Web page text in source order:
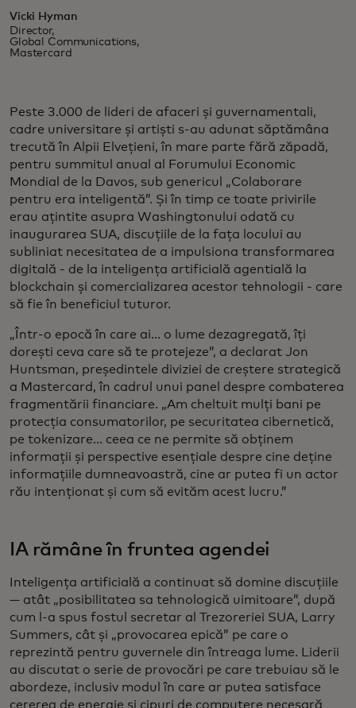
Vicki Hyman
Director,
Global Communications,
Mastercard
Peste 3.000 de lideri de afaceri și guvernamentali,
cadre universitare și artiști s-au adunat săptămâna
trecută în Alpii Elvețieni, în mare parte fără zăpadă,
pentru summitul anual al Forumului Economic
Mondial de la Davos, sub genericul „Colaborare
pentru era inteligentă”. Și în timp ce toate privirile
erau ațintite asupra Washingtonului odată cu
inaugurarea SUA, discuțiile de la fața locului au
subliniat necesitatea de a impulsiona transformarea
digitală - de la inteligența artificială agentială la
blockchain și comercializarea acestor tehnologii - care
să fie în beneficiul tuturor.
„Într-o epocă în care ai... o lume dezagregată, îți
dorești ceva care să te protejeze”, a declarat Jon
Huntsman, președintele diviziei de creștere strategică
a Mastercard, în cadrul unui panel despre combaterea
fragmentării financiare. „Am cheltuit mulți bani pe
protecția consumatorilor, pe securitatea cibernetică,
pe tokenizare... ceea ce ne permite să obținem
informații și perspective esențiale despre cine deține
informațiile dumneavoastră, cine ar putea fi un actor
rău intenționat și cum să evităm acest lucru.”
IA rămâne în fruntea agendei
Inteligența artificială a continuat să domine discuțiile
— atât „posibilitatea sa tehnologică uimitoare”, după
cum l-a spus fostul secretar al Trezoreriei SUA, Larry
Summers, cât și „provocarea epică” pe care o
reprezintă pentru guvernele din întreaga lume. Liderii
au discutat o serie de provocări pe care trebuiau să le
abordeze, inclusiv modul în care ar putea satisface
cererea de energie și cipuri de computere necesară